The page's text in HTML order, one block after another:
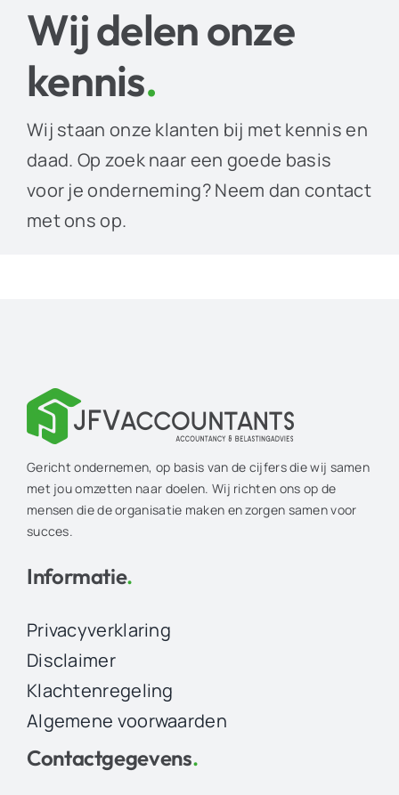
Wij delen onze
kennis.
Wij staan onze klanten bij met kennis en
daad. Op zoek naar een goede basis
voor je onderneming? Neem dan contact
met ons op.
Gericht ondernemen, op basis van de cijfers die wij samen
met jou omzetten naar doelen. Wij richten ons op de
mensen die de organisatie maken en zorgen samen voor
succes.
Informatie.
Privacyverklaring
Disclaimer
Klachtenregeling
Algemene voorwaarden
Contactgegevens.